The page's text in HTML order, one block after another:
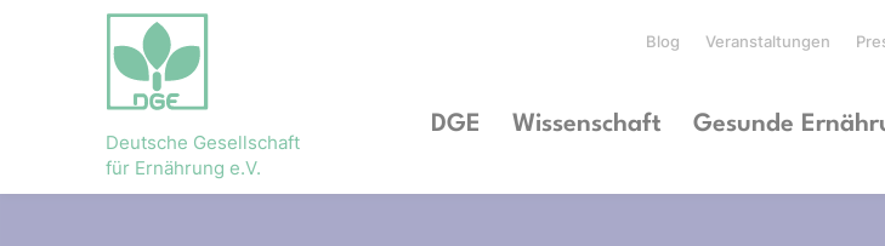
Deutsche Gesellschaft
für Ernährung e.V.
Blog Veranstaltungen
DGE Wissenschaft Gesunde